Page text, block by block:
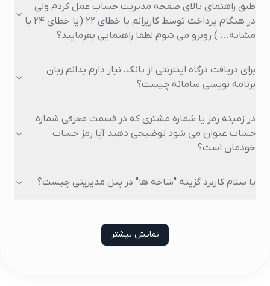
طبق راهنمای بالای صفحه مدیریت حساب عمل کردم ولی
در هنگام پرداخت توسط کاربرانم با خطای 22 (یا خطای 24 یا
مشابه... ) روبرو می شوم لطفا راهنمایی بفرمایید؟
برای دریافت درگاه اینترنتی از بانک، نیاز دارم بدانم زبان
برنامه نویسی سامانه چیست؟
در زمینه رمز یا شماره مشتری که در قسمت معرفی شماره
حساب عنوان می شود توضیحی دهید آیا رمز حساب
خودمان است؟
با سلام کاربرد گزینه "شاخه ها" در پنل مدیریتی چیست؟
نمایش بیشتر